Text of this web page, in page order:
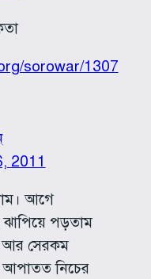
sorowar/1307
2011
আগে
পড়তাম
আর সেরকম
নিচের